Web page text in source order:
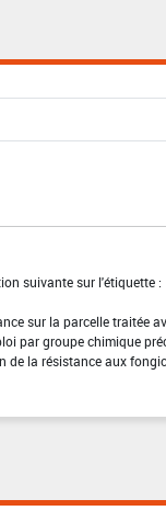
suivante sur l'étiquette :
sur la parcelle traitée
par groupe chimique
de la résistance aux